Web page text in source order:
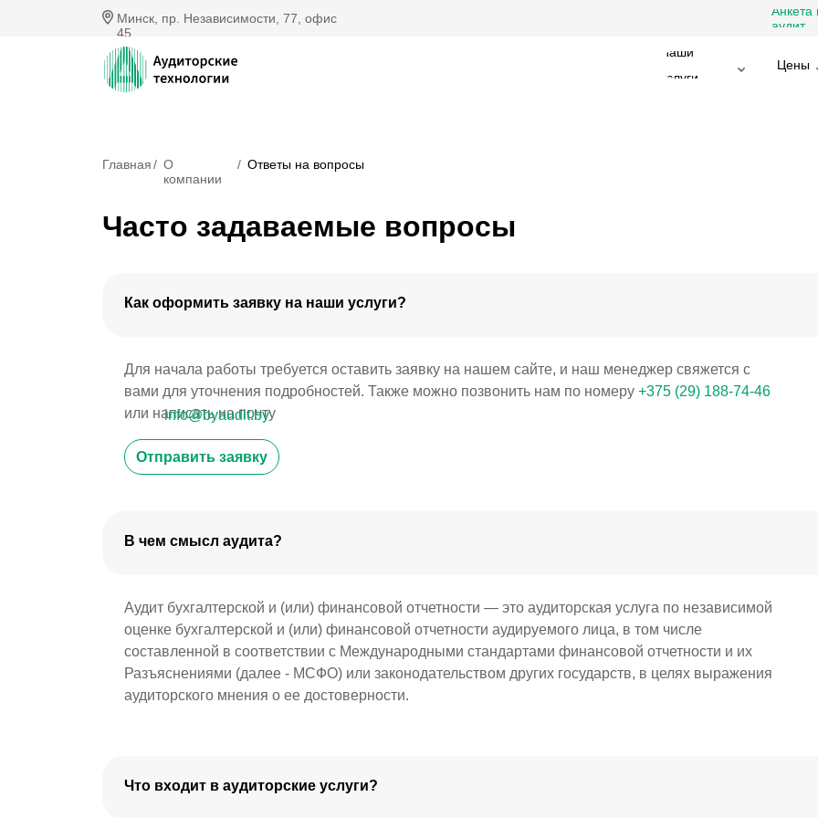
Минск, пр. Независимости, 77, офис
45
Анкета
аудит
Цены
Наши
услуги
Часто задаваемые вопросы
Главная / Ответы на вопросы
О
компании
/
Как оформить заявку на наши услуги?
Для начала работы требуется оставить заявку на нашем сайте, и наш менеджер свяжется с
вами для уточнения подробностей. Также можно позвонить нам по номеру +375 (29) 188-74-46
или написать на почту
Отправить заявку
info@byaudit.by
В чем смысл аудита?
Аудит бухгалтерской и (или) финансовой отчетности — это аудиторская услуга по независимой
оценке бухгалтерской и (или) финансовой отчетности аудируемого лица, в том числе
составленной в соответствии с Международными стандартами финансовой отчетности и их
Разъяснениями (далее - МСФО) или законодательством других государств, в целях выражения
аудиторского мнения о ее достоверности.
Что входит в аудиторские услуги?